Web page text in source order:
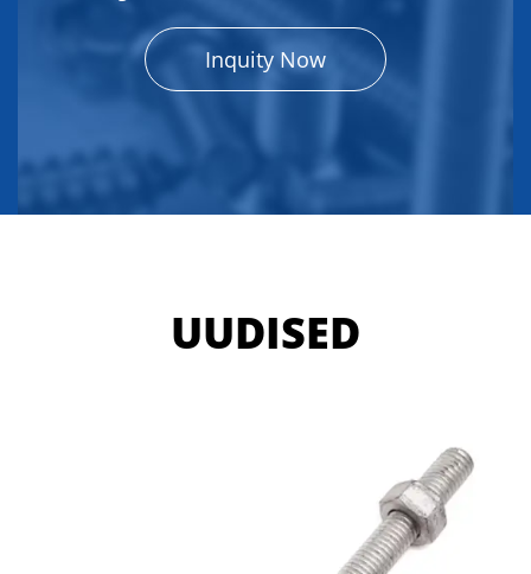
Inquity Now
UUDISED